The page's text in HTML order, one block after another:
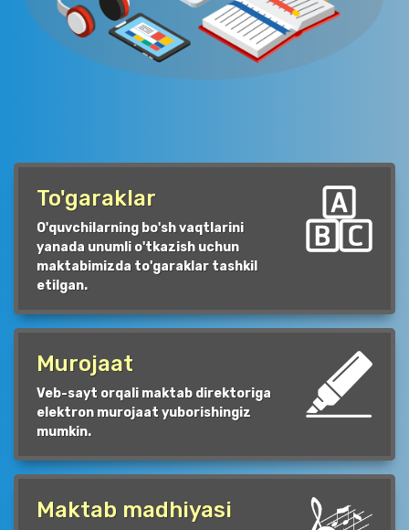
To'garaklar
O'quvchilarning bo'sh vaqtlarini
yanada unumli o'tkazish uchun
maktabimizda to'garaklar tashkil
etilgan.
Murojaat
Veb-sayt orqali maktab direktoriga
elektron murojaat yuborishingiz
mumkin.
Maktab madhiyasi